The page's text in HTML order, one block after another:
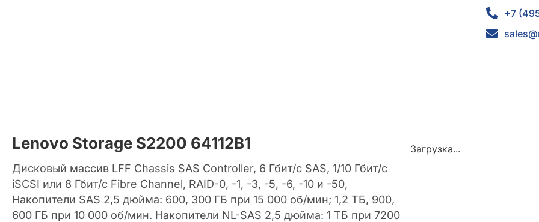
+7
Lenovo Storage S2200 64112B1
Дисковый массив LFF Chassis SAS Controller, 6 Гбит/с SAS, 1/10 Гбит/с
iSCSI или 8 Гбит/с Fibre Channel, RAID-0, -1, -3, -5, -6, -10 и -50,
Накопители SAS 2,5 дюйма: 600, 300 ГБ при 15 000 об/мин; 1,2 ТБ, 900,
600 ГБ при 10 000 об/мин. Накопители NL-SAS 2,5 дюйма: 1 ТБ при 7200
Загрузка...